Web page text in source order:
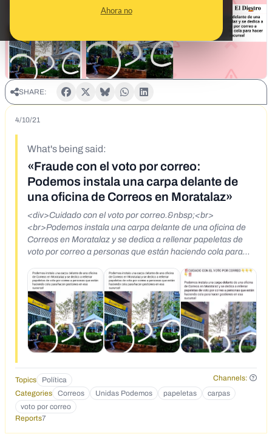
Ahora no
SHARE:
4/10/21
What's being said:
«Fraude con el voto por correo:
Podemos instala una carpa delante de
una oficina de Correos en Moratalaz»
<div>Cuidado con el voto por correo.&nbsp;<br>
<br>Podemos instala una carpa delante de una oficina de
Correos en Moratalaz y se dedica a rellenar papeletas de
voto por correo a personas que están haciendo cola para
Topics Política
Channels:
Categories
Correos Unidas Podemos papeletas
carpas
voto por correo
Reports7